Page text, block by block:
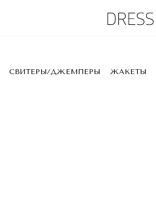
СВИТЕРЫ/ДЖЕМПЕРЫ ЖАКЕТЫ